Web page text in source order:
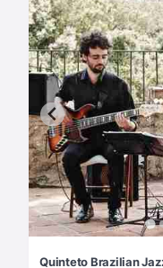
Quinteto Brazilian